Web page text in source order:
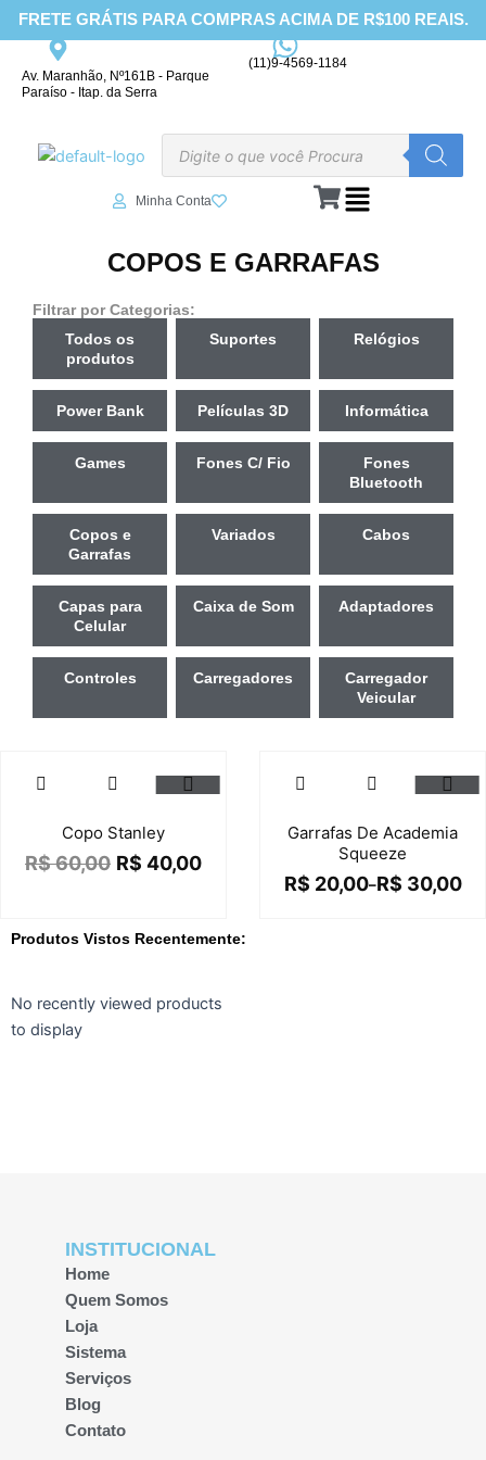
para
conteúdo
FRETE GRÁTIS PARA COMPRAS ACIMA DE R$100 REAIS.
Av. Maranhão, Nº161B - Parque
Paraíso - Itap. da Serra
(11)9-4569-1184
produtos
Minha Conta
COPOS E GARRAFAS
Filtrar por Categorias:
Todos os
produtos
Suportes Relógios
Power Bank Películas 3D Informática
Games Fones C/ Fio
Fones
Bluetooth
Copos e
Garrafas
Variados Cabos
Capas para
Celular
Caixa de Som Adaptadores
Controles Carregadores
Carregador
Veicular
Copo Stanley
R$60,00 R$ 40,00
Sale!
Garrafas De Academia
Squeeze
R$ 20,00–R$ 30,00
Sale!
Produtos Vistos Recentemente:
No recently viewed products
to display
INSTITUCIONAL
Home
Quem Somos
Loja
Sistema
Serviços
Blog
Contato